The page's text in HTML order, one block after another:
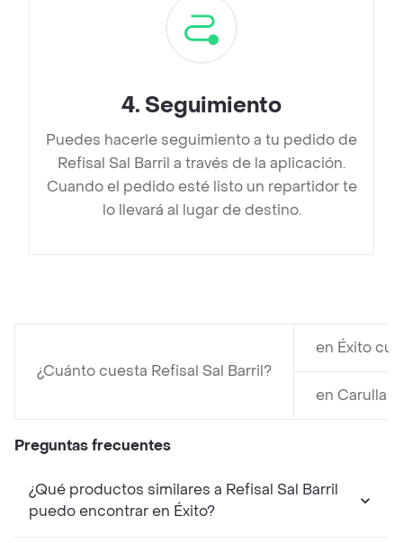
4. Seguimiento
Puedes hacerle seguimiento a tu pedido de
Refisal Sal Barril a través de la aplicación.
Cuando el pedido esté listo un repartidor te
lo llevará al lugar de destino.
¿Cuánto cuesta Refisal Sal Barril?
en Éxito
en Carulla
Preguntas frecuentes
¿Qué productos similares a Refisal Sal Barril
puedo encontrar en Éxito?